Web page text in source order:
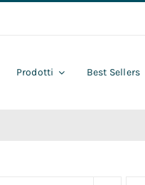
Prodotti Best Sellers